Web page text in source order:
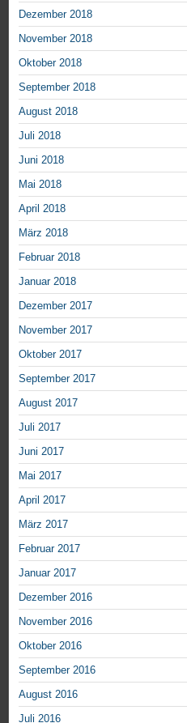
Dezember 2018
November 2018
Oktober 2018
September 2018
August 2018
Juli 2018
Juni 2018
Mai 2018
April 2018
März 2018
Februar 2018
Januar 2018
Dezember 2017
November 2017
Oktober 2017
September 2017
August 2017
Juli 2017
Juni 2017
Mai 2017
April 2017
März 2017
Februar 2017
Januar 2017
Dezember 2016
November 2016
Oktober 2016
September 2016
August 2016
Juli 2016